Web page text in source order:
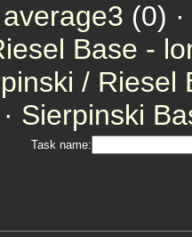
(0) ·
Base -
/ Riesel
· Sierpinski
Task name: